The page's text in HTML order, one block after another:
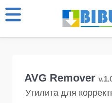
AVG Remover
Утилита для